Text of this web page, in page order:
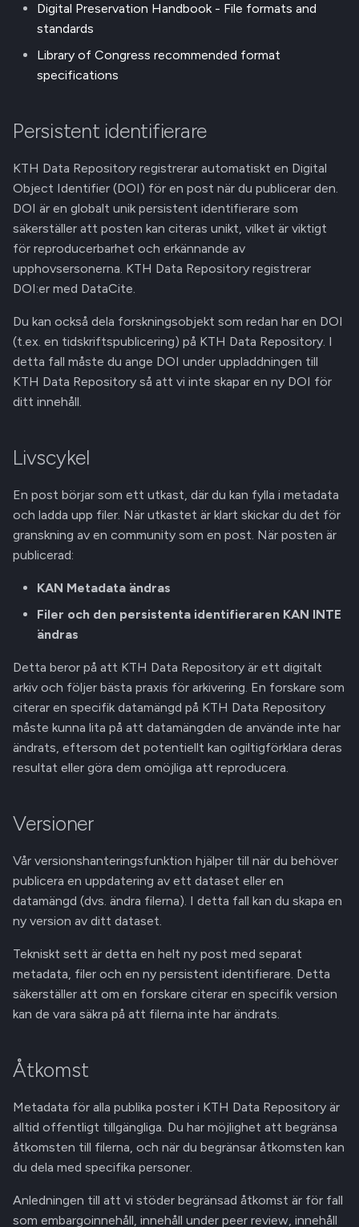
Digital Preservation Handbook - File formats and
standards
Library of Congress recommended format
specifications
Persistent identifierare
KTH Data Repository registrerar automatiskt en Digital
Object Identifier (DOI) för en post när du publicerar den.
DOI är en globalt unik persistent identifierare som
säkerställer att posten kan citeras unikt, vilket är viktigt
för reproducerbarhet och erkännande av
upphovsersonerna. KTH Data Repository registrerar
DOI:er med DataCite.
Du kan också dela forskningsobjekt som redan har en DOI
(t.ex. en tidskriftspublicering) på KTH Data Repository. I
detta fall måste du ange DOI under uppladdningen till
KTH Data Repository så att vi inte skapar en ny DOI för
ditt innehåll.
Livscykel
En post börjar som ett utkast, där du kan fylla i metadata
och ladda upp filer. När utkastet är klart skickar du det för
granskning av en community som en post. När posten är
publicerad:
KAN Metadata ändras
Filer och den persistenta identifieraren KAN INTE
ändras
Detta beror på att KTH Data Repository är ett digitalt
arkiv och följer bästa praxis för arkivering. En forskare som
citerar en specifik datamängd på KTH Data Repository
måste kunna lita på att datamängden de använde inte har
ändrats, eftersom det potentiellt kan ogiltigförklara deras
resultat eller göra dem omöjliga att reproducera.
Versioner
Vår versionshanteringsfunktion hjälper till när du behöver
publicera en uppdatering av ett dataset eller en
datamängd (dvs. ändra filerna). I detta fall kan du skapa en
ny version av ditt dataset.
Tekniskt sett är detta en helt ny post med separat
metadata, filer och en ny persistent identifierare. Detta
säkerställer att om en forskare citerar en specifik version
kan de vara säkra på att filerna inte har ändrats.
Åtkomst
Metadata för alla publika poster i KTH Data Repository är
alltid offentligt tillgängliga. Du har möjlighet att begränsa
åtkomsten till filerna, och när du begränsar åtkomsten kan
du dela med specifika personer.
Anledningen till att vi stöder begränsad åtkomst är för fall
som embargoinnehåll, innehåll under peer review, innehåll